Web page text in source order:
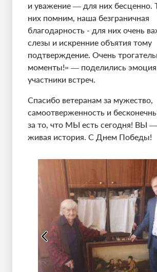
и уважение — для них бесценно.
них помним, наша безграничная
благодарность - для них очень
слезы и искренние объятия тому
подтверждение. Очень
моменты!» — поделились
участники встреч.
Спасибо ветеранам за мужество,
самоотверженность и
за то, что МЫ есть сегодня! ВЫ
живая история. С Днем Победы!